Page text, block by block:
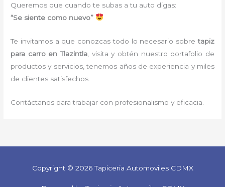
Queremos que cuando te subas a tu auto digas:
“Se siente como nuevo”
Te invitamos a que conozcas todo lo necesario sobretapiz
para carroen Tlazintla , visita y obtén nuestro portafolio de
productos y servicios, tenemos años de experiencia y miles
de clientes satisfechos.
Contáctanos para trabajar con profesionalismo y eficacia.
Copyright © 2026 Tapiceria Automoviles CDMX